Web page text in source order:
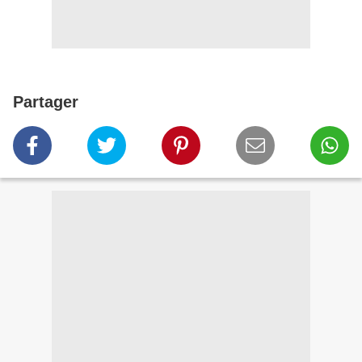
Partager